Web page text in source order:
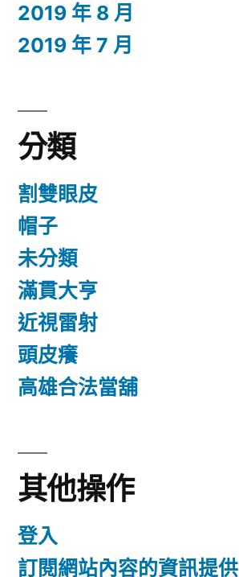
2019 年 8 月
2019 年 7 月
分類
割雙眼皮
帽子
未分類
滿貫大亨
近視雷射
頭皮癢
高雄合法當舖
其他操作
登入
訂閱網站內容的資訊提供